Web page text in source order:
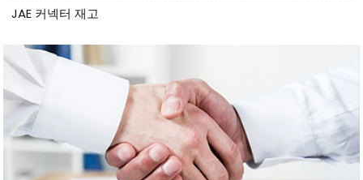
JAE 커넥터 재고